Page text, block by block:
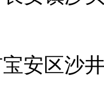
安区沙